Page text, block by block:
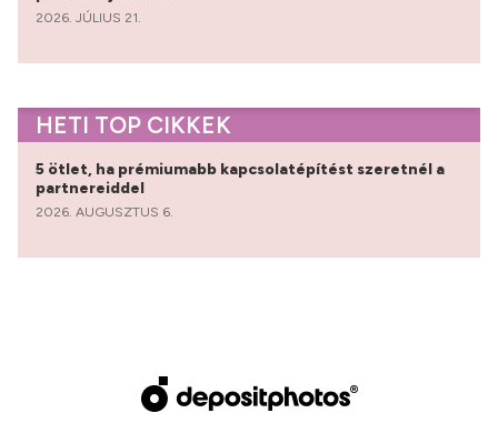
2026. JÚLIUS 21.
HETI TOP CIKKEK
5 ötlet, ha prémiumabb kapcsolatépítést szeretnél a
partnereiddel
2026. AUGUSZTUS 6.